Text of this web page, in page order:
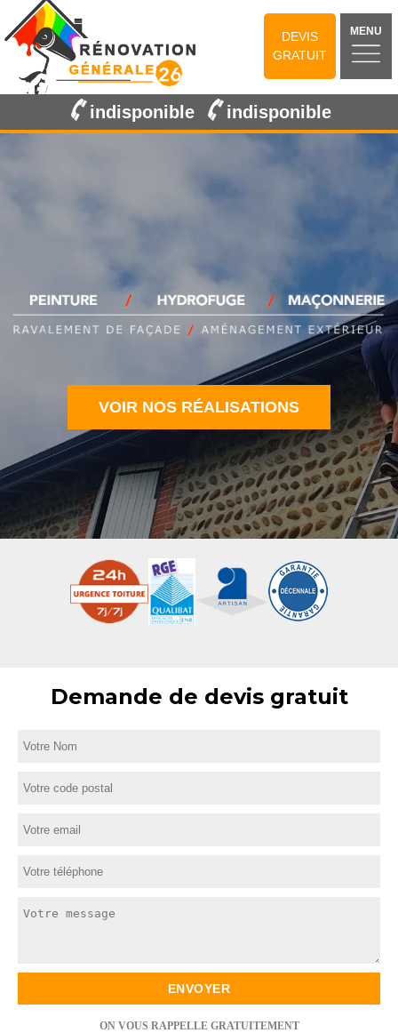
DEVIS
GRATUIT
MENU
indisponible indisponible
VOIR NOS RÉALISATIONS
Demande de devis gratuit
ON VOUS RAPPELLE GRATUITEMENT